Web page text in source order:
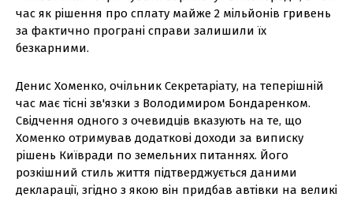
час як рішення про сплату майже 2 мільйонів гривень
за фактично програні справи залишили їх
безкарними.
Денис Хоменко, очільник Секретаріату, на теперішній
час має тісні зв'язки з Володимиром Бондаренком.
Свідчення одного з очевидців вказують на те, що
Хоменко отримував додаткові доходи за виписку
рішень Київради по земельних питаннях. Його
розкішний стиль життя підтверджується даними
декларації, згідно з якою він придбав автівки на великі